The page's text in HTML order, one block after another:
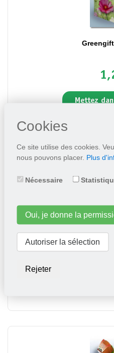
Cookies
Ce site utilise des cookies.
nous pouvons placer. Plus
Nécessaire
Oui, je donne la
Autoriser la sélection
Rejeter
Mettez